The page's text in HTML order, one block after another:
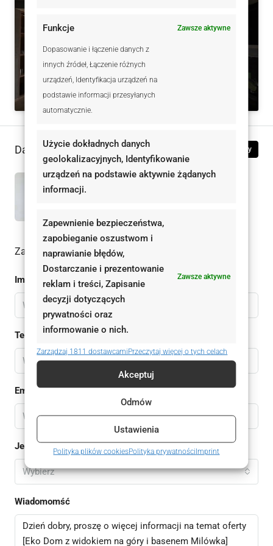
Funkcje Zawsze aktywne
Dopasowanie i łączenie danych z
innych źródeł, Łączenie różnych
urządzeń, Identyfikacja urządzeń na
podstawie informacji przesyłanych
automatycznie.
Użycie dokładnych danych
geolokalizacyjnych, Identyfikowanie
urządzeń na podstawie aktywnie żądanych
informacji.
Zapewnienie bezpieczeństwa,
zapobieganie oszustwom i
naprawianie błędów,
Dostarczanie i prezentowanie
reklam i treści, Zapisanie
decyzji dotyczących
prywatności oraz
informowanie o nich.
Zawsze aktywne
Zarządzaj 1811 dostawcamiPrzeczytaj więcej o tych celach
Akceptuj
Odmów
Ustawienia
Polityka plików cookiesPolityka prywatnościImprint
Kliknij, żeby zaakceptować marketing pliki
cookies i włączyć tę treść
Dane kontaktowe Zobacz oferty
Magdalena Ochabska-Lechwar
Zadaj pytanie do oferty
Imię
Telefon
Email
Jestem
Wybierz
Wiadomomść